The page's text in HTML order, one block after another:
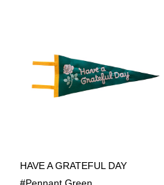
HAVE A GRATEFUL DAY